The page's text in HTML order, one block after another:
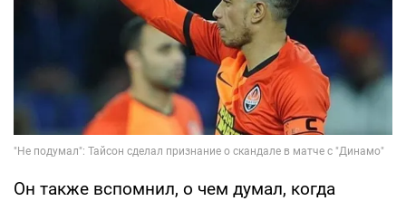
Он также вспомнил, о чем думал, когда